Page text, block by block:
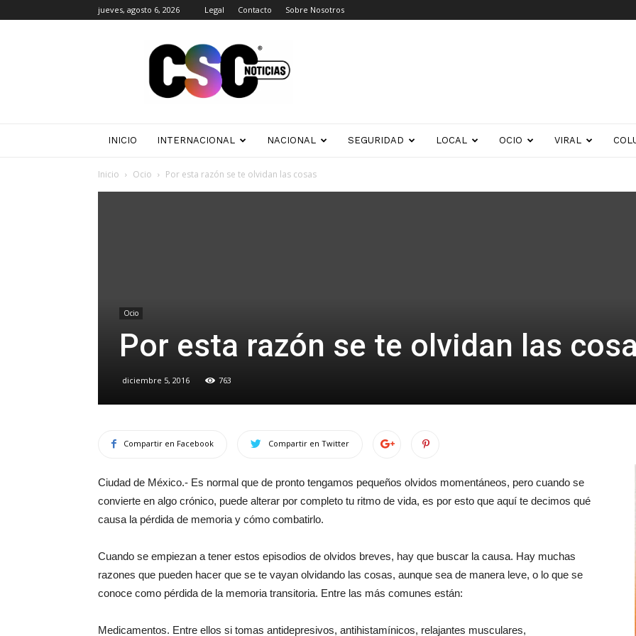
jueves, agosto 6, 2026 Legal Contacto Sobre Nosotros
Noticias
INICIO INTERNACIONAL NACIONAL SEGURIDAD LOCAL OCIO VIRAL
Inicio Ocio Por esta razón se te olvidan las cosas
Ocio
Por esta razón se te olvidan las
diciembre 5, 2016 763
Compartir en Facebook Compartir en Twitter
Ciudad de México.- Es normal que de pronto tengamos pequeños olvidos momentáneos, pero cuando se
convierte en algo crónico, puede alterar por completo tu ritmo de vida, es por esto que aquí te decimos qué
causa la pérdida de memoria y cómo combatirlo.
Cuando se empiezan a tener estos episodios de olvidos breves, hay que buscar la causa. Hay muchas
razones que pueden hacer que se te vayan olvidando las cosas, aunque sea de manera leve, o lo que se
conoce como pérdida de la memoria transitoria. Entre las más comunes están:
Medicamentos. Entre ellos si tomas antidepresivos, antihistamínicos, relajantes musculares,